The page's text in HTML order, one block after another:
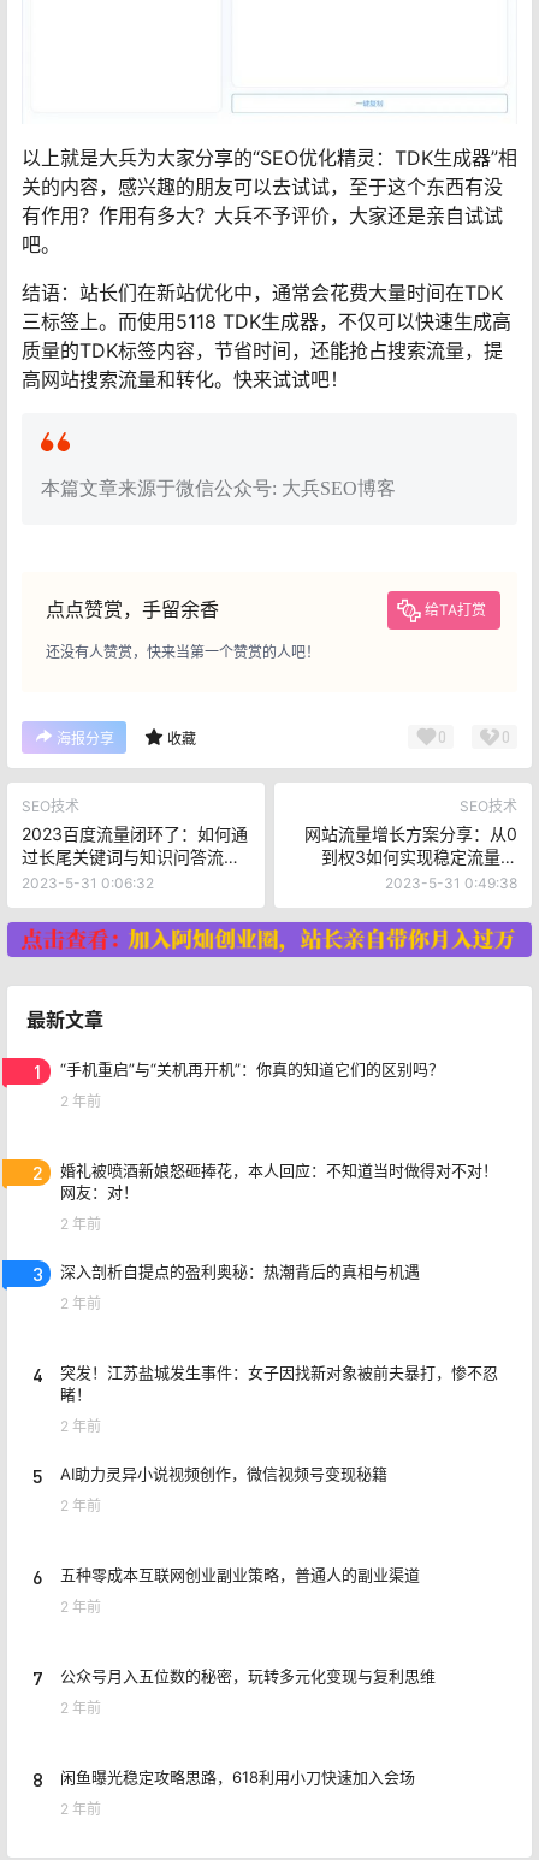
以上就是大兵为大家分享的“SEO优化精灵：TDK生成器”相
关的内容，感兴趣的朋友可以去试试，至于这个东西有没
有作用？作用有多大？大兵不予评价，大家还是亲自试试
吧。
结语：站长们在新站优化中，通常会花费大量时间在TDK
三标签上。而使用5118 TDK生成器，不仅可以快速生成高
质量的TDK标签内容，节省时间，还能抢占搜索流量，提
高网站搜索流量和转化。快来试试吧！
本篇文章来源于微信公众号: 大兵SEO博客
点点赞赏，手留余香 给TA打赏
还没有人赞赏，快来当第一个赞赏的人吧！
海报分享 收藏 0 0
SEO技术
2023百度流量闭环了：如何通
过长尾关键词与知识问答流量
获得更多自然搜索流量？
2023-5-31 0:06:32
SEO技术
网站流量增长方案分享：从0
到权3如何实现稳定流量提
升？
2023-5-31 0:49:38
最新文章
1 “手机重启”与“关机再开机”：你真的知道它们的区别吗？
2 年前
2
婚礼被喷酒新娘怒砸捧花，本人回应：不知道当时做得对不对！
网友：对！
2 年前
3 深入剖析自提点的盈利奥秘：热潮背后的真相与机遇
2 年前
4
突发！江苏盐城发生事件：女子因找新对象被前夫暴打，惨不忍
睹！
2 年前
5 AI助力灵异小说视频创作，微信视频号变现秘籍
2 年前
6 五种零成本互联网创业副业策略，普通人的副业渠道
2 年前
7 公众号月入五位数的秘密，玩转多元化变现与复利思维
2 年前
8 闲鱼曝光稳定攻略思路，618利用小刀快速加入会场
2 年前